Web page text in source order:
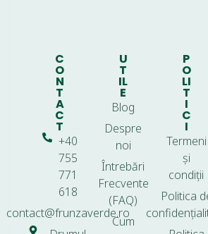
C
O
N
T
A
C
T
+40
755
771
618
contact@frunzaverde.ro
U
T
IL
E
Blog
Despre
noi
Întrebări
Frecvente
(FAQ)
Cum
P
O
LI
T
I
C
I
Termeni
și
condiții
Politica